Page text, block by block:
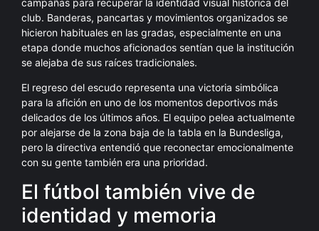
club. Banderas, pancartas y movimientos organizados se
hicieron habituales en las gradas, especialmente en una
etapa donde muchos aficionados sentían que la institución
se alejaba de sus raíces tradicionales.
El regreso del escudo representa una victoria simbólica
para la afición en uno de los momentos deportivos más
delicados de los últimos años. El equipo pelea actualmente
por alejarse de la zona baja de la tabla en la Bundesliga,
pero la directiva entendió que reconectar emocionalmente
con su gente también era una prioridad.
El fútbol también vive de
identidad y memoria